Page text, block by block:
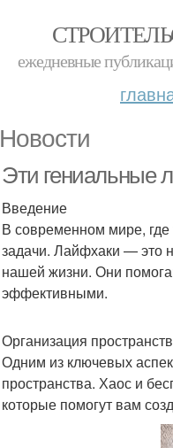
ежедневные
Новости
Эти гениальные
Введение
В современном мире,
задачи. Лайфхаки — это
нашей жизни. Они
эффективными.
Организация
Одним из ключевых
пространства. Хаос и
которые помогут вам